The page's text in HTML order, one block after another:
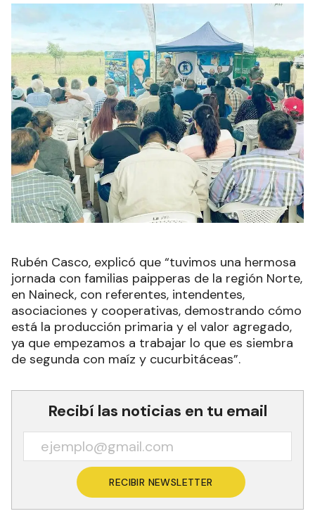
Rubén Casco, explicó que “tuvimos una hermosa
jornada con familias paipperas de la región Norte,
en Naineck, con referentes, intendentes,
asociaciones y cooperativas, demostrando cómo
está la producción primaria y el valor agregado,
ya que empezamos a trabajar lo que es siembra
de segunda con maíz y cucurbitáceas”.
Recibí las noticias en tu email
RECIBIR NEWSLETTER